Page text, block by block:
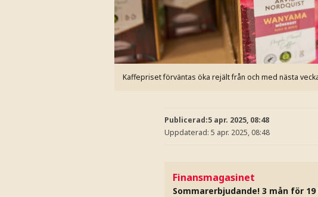
Kaffepriset förväntas öka rejält från och med nästa
Publicerad:5 apr. 2025, 08:48
Uppdaterad: 5 apr. 2025, 08:48
Finansmagasinet
Sommarerbjudande! 3 mån för